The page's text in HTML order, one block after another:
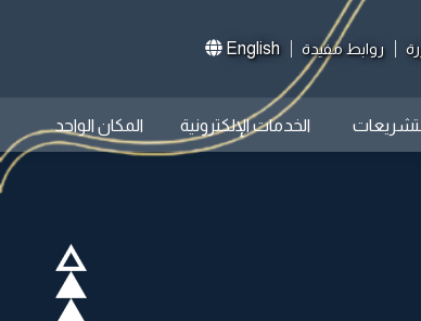
روابط مفيدة English
الخدمات الإلكترونية المكان الواحد